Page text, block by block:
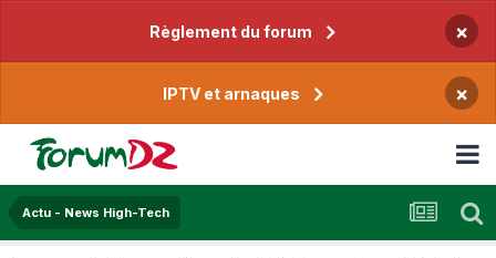
Règlement du forum ×
IPTV et arnaques ×
Actu - News High-Tech